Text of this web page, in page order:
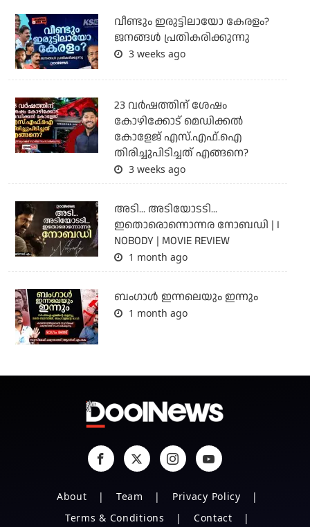
വീണ്ടും ഇരുട്ടിലായോ കേരളം?
ജനങ്ങൾ പ്രതികരിക്കുന്നു
3 weeks ago
23 വർഷത്തിന് ശേഷം
കോഴിക്കോട് മെഡിക്കൽ
കോളേജ് എസ്.എഫ്.ഐ
തിരിച്ചുപിടിച്ചത് എങ്ങനെ?
3 weeks ago
അടി... അടിയോടടി...
ഇതൊരൊന്നൊന്നര നോബഡി | I
NOBODY | MOVIE REVIEW
1 month ago
ബംഗാള്‍ ഇന്നലെയും ഇന്നും
1 month ago
About Team
Privacy Policy
Terms & Conditions
Contact